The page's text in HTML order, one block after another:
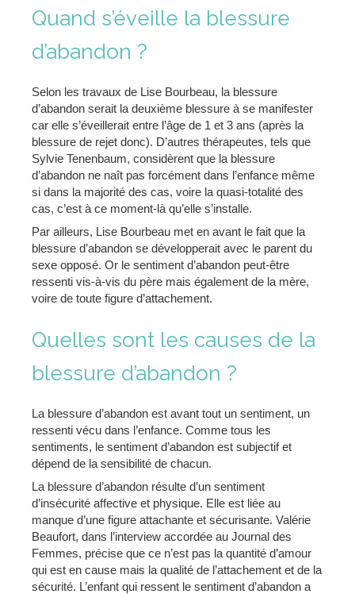
Quand s’éveille la blessure
d’abandon ?
Selon les travaux de Lise Bourbeau, la blessure
d’abandon serait la deuxième blessure à se manifester
car elle s’éveillerait entre l’âge de 1 et 3 ans (après la
blessure de rejet donc). D’autres thérapeutes, tels que
Sylvie Tenenbaum, considèrent que la blessure
d’abandon ne naît pas forcément dans l’enfance même
si dans la majorité des cas, voire la quasi-totalité des
cas, c’est à ce moment-là qu’elle s’installe.
Par ailleurs, Lise Bourbeau met en avant le fait que la
blessure d’abandon se développerait avec le parent du
sexe opposé. Or le sentiment d’abandon peut-être
ressenti vis-à-vis du père mais également de la mère,
voire de toute figure d’attachement.
Quelles sont les causes de la
blessure d’abandon ?
La blessure d’abandon est avant tout un sentiment, un
ressenti vécu dans l’enfance. Comme tous les
sentiments, le sentiment d’abandon est subjectif et
dépend de la sensibilité de chacun.
La blessure d’abandon résulte d’un sentiment
d’insécurité affective et physique. Elle est liée au
manque d’une figure attachante et sécurisante. Valérie
Beaufort, dans l’interview accordée au Journal des
Femmes, précise que ce n’est pas la quantité d’amour
qui est en cause mais la qualité de l’attachement et de la
sécurité. L’enfant qui ressent le sentiment d’abandon a